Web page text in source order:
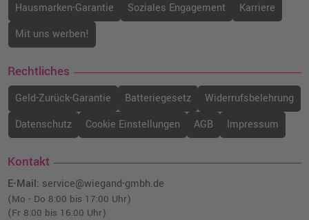
Hausmarken-Garantie
Soziales Engagement
Karriere
Mit uns werben!
Rechtliches
Geld-Zurück-Garantie Batteriegesetz
Widerrufsbelehrung
Datenschutz
Cookie Einstellungen AGB Impressum
Kontakt
E-Mail: service@wiegand-gmbh.de
(Mo - Do 8:00 bis 17:00 Uhr)
(Fr 8:00 bis 16:00 Uhr)